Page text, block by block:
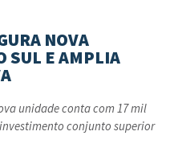
NOVA
SUL E AMPLIA
unidade conta com 17 mil
conjunto superior